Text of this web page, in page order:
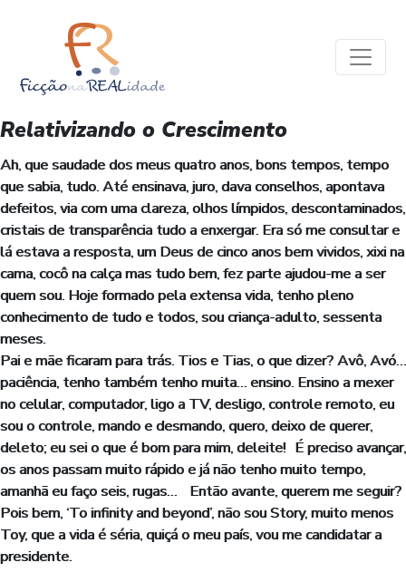
Relativizando o Crescimento
Ah, que saudade dos meus quatro anos, bons tempos, tempo
que sabia, tudo. Até ensinava, juro, dava conselhos, apontava
defeitos, via com uma clareza, olhos límpidos, descontaminados,
cristais de transparência tudo a enxergar. Era só me consultar e
lá estava a resposta, um Deus de cinco anos bem vividos, xixi na
cama, cocô na calça mas tudo bem, fez parte ajudou-me a ser
quem sou. Hoje formado pela extensa vida, tenho pleno
conhecimento de tudo e todos, sou criança-adulto, sessenta
meses.
Pai e mãe ficaram para trás. Tios e Tias, o que dizer? Avô, Avó…
paciência, tenho também tenho muita… ensino. Ensino a mexer
no celular, computador, ligo a TV, desligo, controle remoto, eu
sou o controle, mando e desmando, quero, deixo de querer,
deleto; eu sei o que é bom para mim, deleite! É preciso avançar,
os anos passam muito rápido e já não tenho muito tempo,
amanhã eu faço seis, rugas… Então avante, querem me seguir?
Pois bem, ‘To infinity and beyond’, não sou Story, muito menos
Toy, que a vida é séria, quiçá o meu país, vou me candidatar a
presidente.